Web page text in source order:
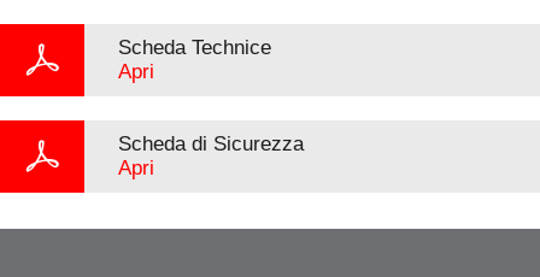
Scheda Technice
Apri
Scheda di Sicurezza
Apri